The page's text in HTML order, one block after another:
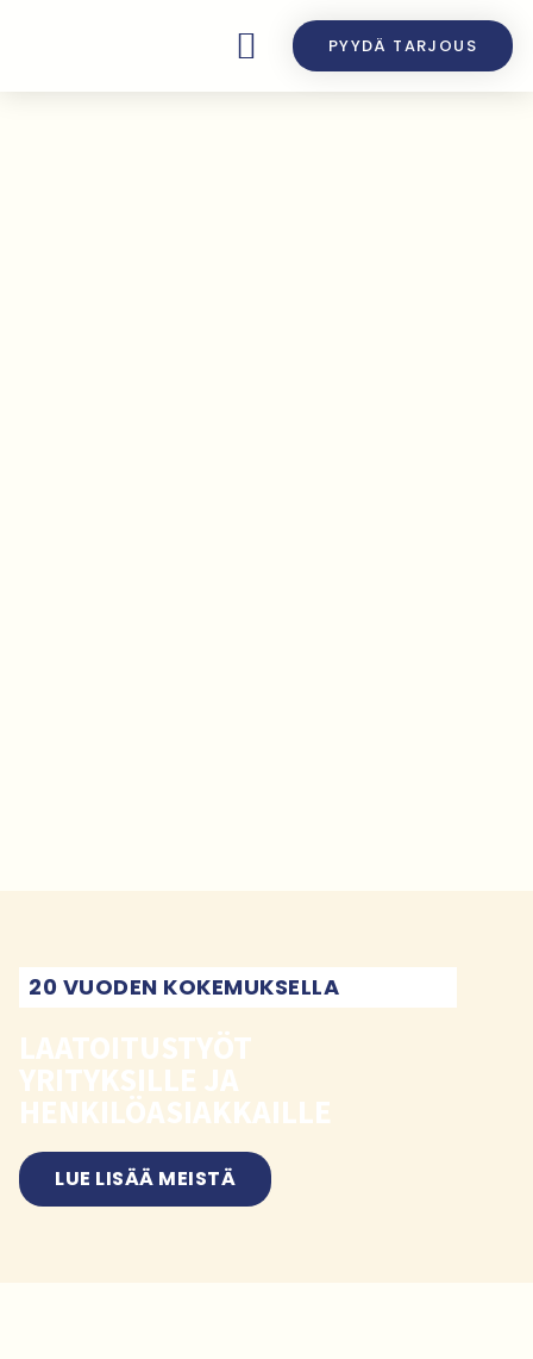
PYYDÄ TARJOUS
20 VUODEN KOKEMUKSELLA
LAATOITUSTYÖT
YRITYKSILLE JA
HENKILÖASIAKKAILLE
LUE LISÄÄ MEISTÄ